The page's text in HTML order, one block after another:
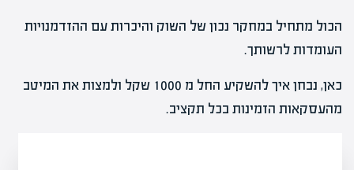
הכול מתחיל במחקר נכון של השוק והיכרות עם ההזדמנויות
העומדות לרשותך.
כאן, נבחן איך להשקיע החל מ 1000 שקל ולמצות את המיטב
מהעסקאות הזמינות בכל תקציב.